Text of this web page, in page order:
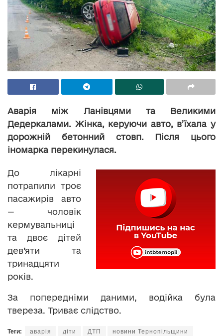
Аварія між Ланівцями та Великими
Дедеркалами. Жінка, керуючи авто, в’їхала у
дорожній бетонний стовп. Після цього
іномарка перекинулася.
До лікарні
потрапили троє
пасажирів авто
— чоловік
кермувальниці
та двоє дітей
дев’яти та
тринадцяти
років.
За попередніми даними, водійка була
твереза. Триває слідство.
Теги: аварія діти ДТП новини Тернопільщини